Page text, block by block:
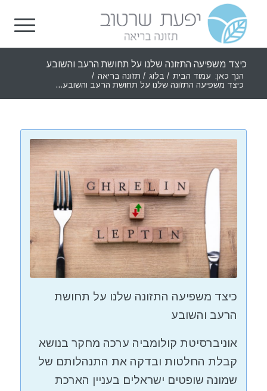
כיצד משפיעה התזונה שלנו על תחושת הרעב והשובע
הנך כאן: עמוד הבית / בלוג / תזונה בריאה /
כיצד משפיעה התזונה שלנו על תחושת הרעב והשובע...
כיצד משפיעה התזונה שלנו על תחושת
הרעב והשובע
אוניברסיטת קולומביה ערכה מחקר בנושא
קבלת החלטות ובדקה את התנהלותם של
שמונה שופטים ישראלים בעניין הארכת